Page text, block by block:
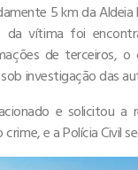
5 km da
vítima foi
de terceiros,
investigação das
e solicitou
e a Polícia Civil